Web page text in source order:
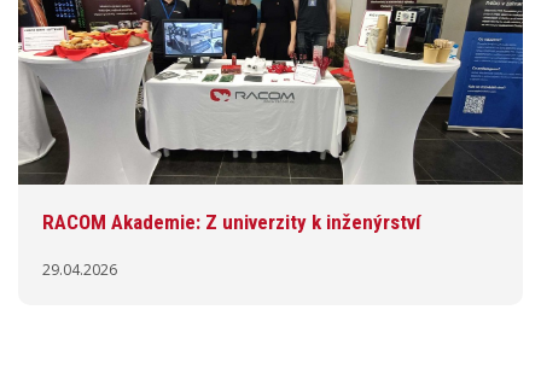
RACOM Akademie: Z univerzity k inženýrství
29.04.2026